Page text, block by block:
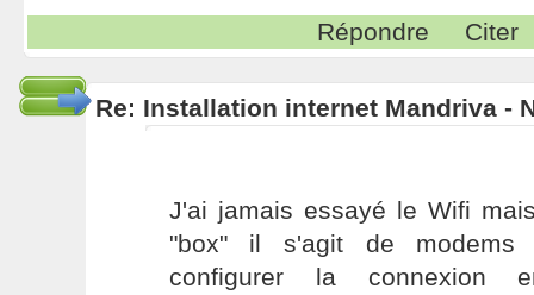
Répondre Citer
Re: Installation internet Mandriva -
J'ai jamais essayé le Wifi
"box" il s'agit de
configurer la connexion